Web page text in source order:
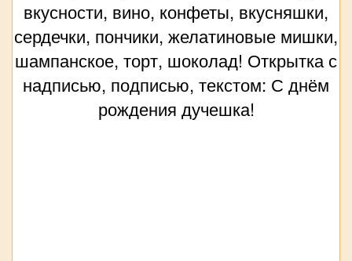
вкусности, вино, конфеты, вкусняшки,
сердечки, пончики, желатиновые мишки,
шампанское, торт, шоколад! Открытка с
надписью, подписью, текстом: С днём
рождения дучешка!